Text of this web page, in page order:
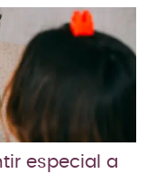
especial a